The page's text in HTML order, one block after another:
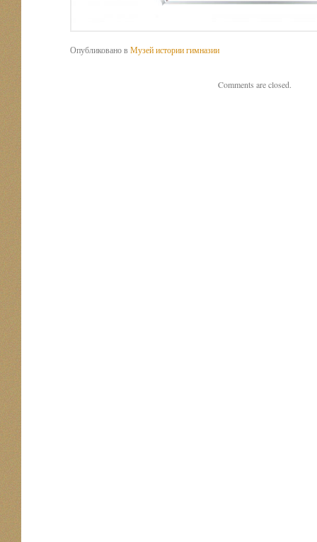
Опубликовано вМузей истории гимназии
Comments are closed.